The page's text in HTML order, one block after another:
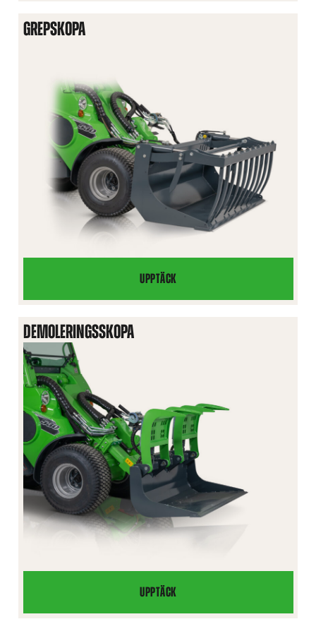
GREPSKOPA
UPPTÄCK
GREPSKOPA
DEMOLERINGSSKOPA
UPPTÄCK
DEMOLERINGSSKOPA